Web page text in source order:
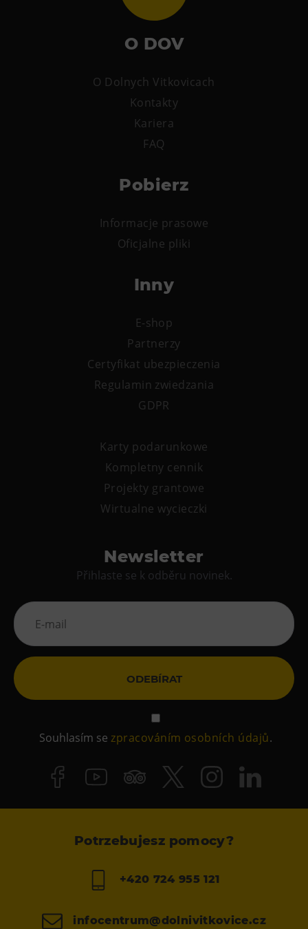
O DOV
O Dolnych Vitkovicach
Kontakty
Kariera
FAQ
Pobierz
Informacje prasowe
Oficjalne pliki
Inny
E-shop
Partnerzy
Certyfikat ubezpieczenia
Regulamin zwiedzania
GDPR
Karty podarunkowe
Kompletny cennik
Projekty grantowe
Wirtualne wycieczki
Newsletter
Přihlaste se k odběru novinek.
ODEBÍRAT
Souhlasím sezpracováním osobních údajů.
Potrzebujesz pomocy?
+420 724 955 121
infocentrum@dolnivitkovice.cz